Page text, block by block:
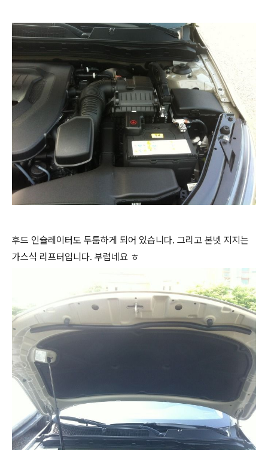
후드 인슐레이터도 두툼하게 되어 있습니다. 그리고 본넷 지지는
가스식 리프터입니다. 부럽네요 ㅎ